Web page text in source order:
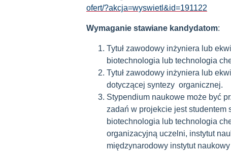
ofert/?akcja=wyswietl&id=191122
Wymaganie stawiane kandydatom:
Tytuł zawodowy inżyniera lub
biotechnologia lub technologia
Tytuł zawodowy inżyniera lub
dotyczącej syntezy organicznej.
Stypendium naukowe może być
zadań w projekcie jest studentem
biotechnologia lub technologia
organizacyjną uczelni, instytut
międzynarodowy instytut